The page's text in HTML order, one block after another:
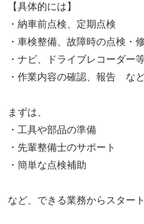
【具体的には】
・納車前点検、定期点検
・車検整備、故障時の点検・
・ナビ、ドライブレコーダー
・作業内容の確認、報告 な
まずは、
・工具や部品の準備
・先輩整備士のサポート
・簡単な点検補助
など、できる業務からスター